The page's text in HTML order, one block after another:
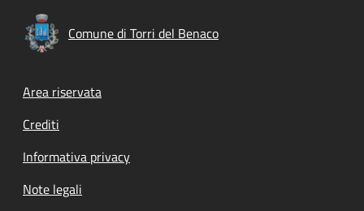
Comune di Torri del Benaco
Footer menu
Area riservata
Crediti
Informativa privacy
Note legali